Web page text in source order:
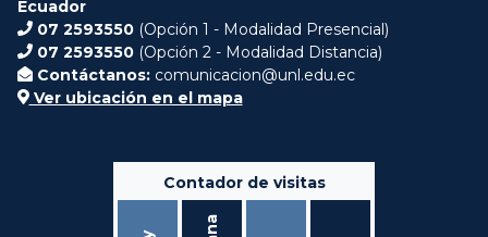
Ecuador
07 2593550 (Opción 1 - Modalidad Presencial)
07 2593550 (Opción 2 - Modalidad Distancia)
Contáctanos: comunicacion@unl.edu.ec
Ver ubicación en el mapa
Contador de visitas